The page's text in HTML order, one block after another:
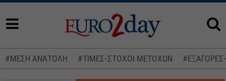
#ΜΕΣΗ ΑΝΑΤΟΛΗ #ΤΙΜΕΣ-ΣΤΟΧΟΙ ΜΕΤΟΧΩΝ